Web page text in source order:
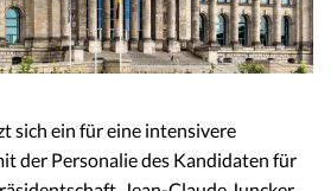
sich ein für eine intensivere
der Personalie des Kandidaten für